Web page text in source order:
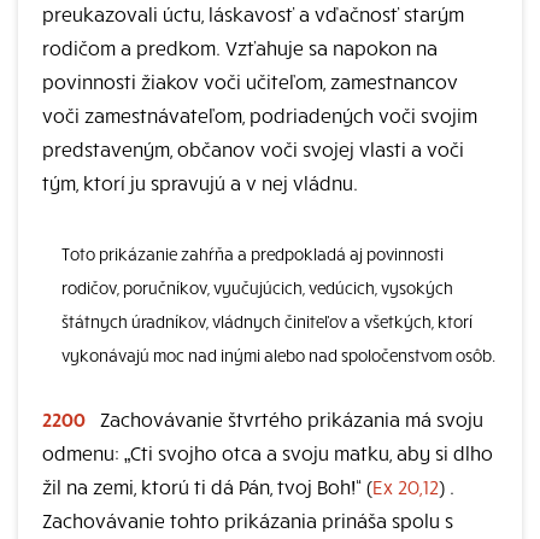
preukazovali úctu, láskavosť a vďačnosť starým
rodičom a predkom. Vzťahuje sa napokon na
povinnosti žiakov voči učiteľom, zamestnancov
voči zamestnávateľom, podriadených voči svojim
predstaveným, občanov voči svojej vlasti a voči
tým, ktorí ju spravujú a v nej vládnu.
Toto prikázanie zahŕňa a predpokladá aj povinnosti
rodičov, poručníkov, vyučujúcich, vedúcich, vysokých
štátnych úradníkov, vládnych činiteľov a všetkých, ktorí
vykonávajú moc nad inými alebo nad spoločenstvom osôb.
2200
Zachovávanie štvrtého prikázania má svoju
odmenu: „Cti svojho otca a svoju matku, aby si dlho
žil na zemi, ktorú ti dá Pán, tvoj Boh!“ (Ex 20,12) .
Zachovávanie tohto prikázania prináša spolu s